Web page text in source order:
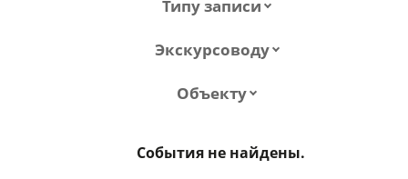
Типу записи
Экскурсоводу
Объекту
События не найдены.